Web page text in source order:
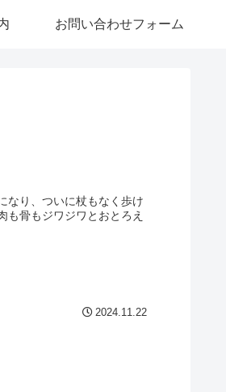
お問い合わせフォーム
なり、ついに杖もなく歩け
も骨もジワジワとおとろえ
2024.11.22